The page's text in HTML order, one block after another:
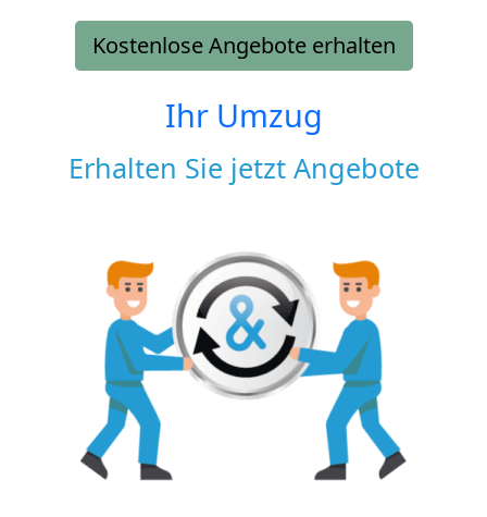
Kostenlose Angebote erhalten
Ihr Umzug
Erhalten Sie jetzt Angebote